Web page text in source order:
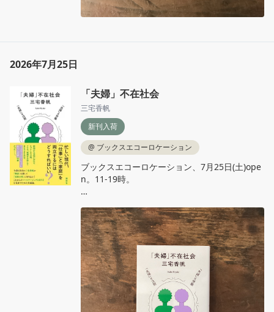
2026年7月25日
「夫婦」不在社会
三宅香帆
新刊入荷
@ ブックスエコーロケーション
ブックスエコーロケーション、7月25日(土)ope
n。11‐19時。
日本を席巻した物語が浮き彫りにする問題──
「夫婦」の不在。どうすればパートナーシップ
のディスコミュニケーションは解消されるの
か？これからのパートナーシップのあり方を見
直すための夫婦論。